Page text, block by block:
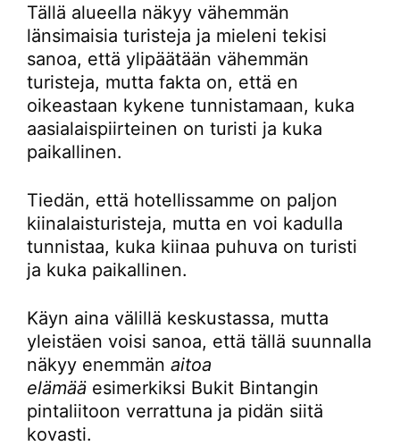
Tällä alueella näkyy vähemmän
länsimaisia turisteja ja mieleni tekisi
sanoa, että ylipäätään vähemmän
turisteja, mutta fakta on, että en
oikeastaan kykene tunnistamaan, kuka
aasialaispiirteinen on turisti ja kuka
paikallinen.
Tiedän, että hotellissamme on paljon
kiinalaisturisteja, mutta en voi kadulla
tunnistaa, kuka kiinaa puhuva on turisti
ja kuka paikallinen.
Käyn aina välillä keskustassa, mutta
yleistäen voisi sanoa, että tällä suunnalla
näkyy enemmän aitoa
elämää esimerkiksi Bukit Bintangin
pintaliitoon verrattuna ja pidän siitä
kovasti.